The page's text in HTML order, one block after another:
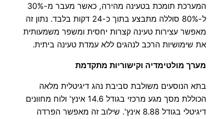
המערכת תומכת בטעינה מהירה, כאשר מעבר מ-30%
ל-80% סוללה מתבצע בתוך כ-24 דקות בלבד. נתון זה
מאפשר עצירות טעינה קצרות יחסית ומשפר משמעותית
את שימושיות הרכב לנהגים ללא עמדת טעינה ביתית.
מערך מולטימדיה וקישוריות מתקדמת
בתא הנוסעים משולבת סביבת נהג דיגיטלית מלאה
הכוללת מסך מגע מרכזי בגודל 14.6 אינץ' ולוח מחוונים
דיגיטלי בגודל 8.88 אינץ'. שילוב זה מאפשר הפרדה